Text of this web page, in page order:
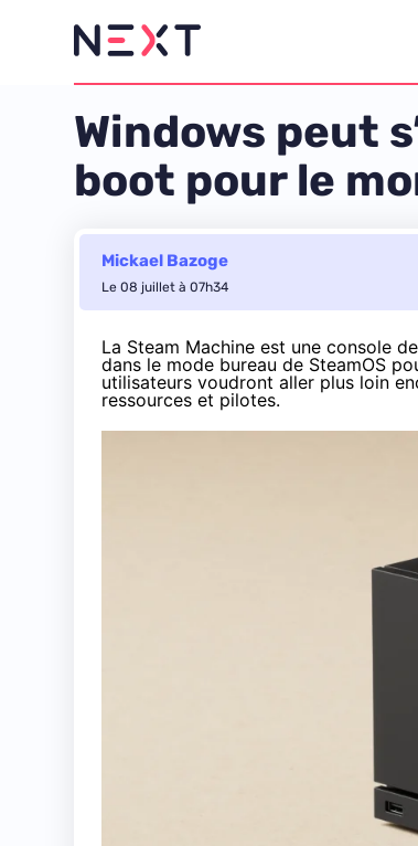
Windows peut
boot pour le
Mickael Bazoge
Le 08 juillet à 07h34
La Steam Machine est une console
dans le mode bureau de SteamOS
utilisateurs voudront aller plus loin
ressources et pilotes.